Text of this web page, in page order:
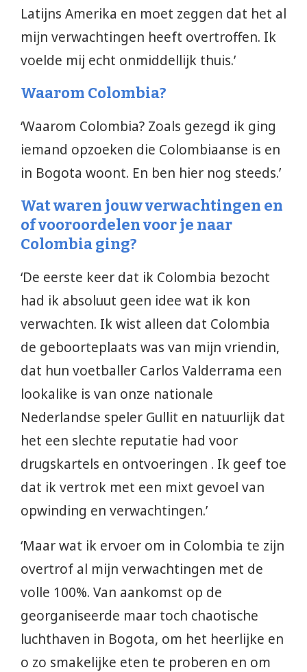
Latijns Amerika en moet zeggen dat het al
mijn verwachtingen heeft overtroffen. Ik
voelde mij echt onmiddellijk thuis.’
Waarom Colombia?
‘Waarom Colombia? Zoals gezegd ik ging
iemand opzoeken die Colombiaanse is en
in Bogota woont. En ben hier nog steeds.’
Wat waren jouw verwachtingen en
of vooroordelen voor je naar
Colombia ging?
‘De eerste keer dat ik Colombia bezocht
had ik absoluut geen idee wat ik kon
verwachten. Ik wist alleen dat Colombia
de geboorteplaats was van mijn vriendin,
dat hun voetballer Carlos Valderrama een
lookalike is van onze nationale
Nederlandse speler Gullit en natuurlijk dat
het een slechte reputatie had voor
drugskartels en ontvoeringen . Ik geef toe
dat ik vertrok met een mixt gevoel van
opwinding en verwachtingen.’
‘Maar wat ik ervoer om in Colombia te zijn
overtrof al mijn verwachtingen met de
volle 100%. Van aankomst op de
georganiseerde maar toch chaotische
luchthaven in Bogota, om het heerlijke en
o zo smakelijke eten te proberen en om